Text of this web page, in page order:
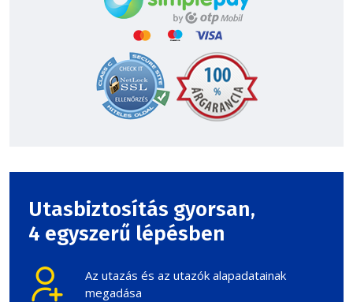
Utasbiztosítás gyorsan,
4 egyszerű lépésben
Az utazás és az utazók alapadatainak
megadása